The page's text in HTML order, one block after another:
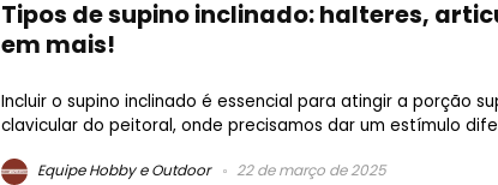
Tipos de supino inclinado: halteres,
em mais!
Incluir o supino inclinado é essencial para atingir a porção
clavicular do peitoral, onde precisamos dar um estímulo
Equipe Hobby e Outdoor 22 de março de 2025